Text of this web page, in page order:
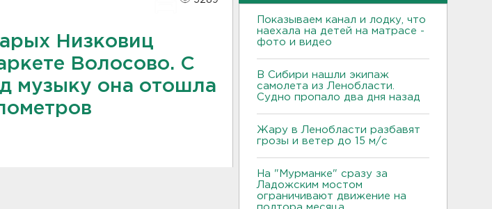
Низковиц
Волосово. С
музыку она отошла
Показываем канал и лодку, что
наехала на детей на матрасе -
фото и видео
В Сибири нашли экипаж
самолета из Ленобласти.
Судно пропало два дня назад
Жару в Ленобласти разбавят
грозы и ветер до 15 м/с
На "Мурманке" сразу за
Ладожским мостом
ограничивают движение на
полтора месяца